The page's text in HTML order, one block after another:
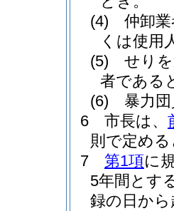
(4)
仲卸
くは使用
(5)
せり
者である
(6)
暴力
6
市長は、
則で定め
7
第1項に
5年間とす
録の日か